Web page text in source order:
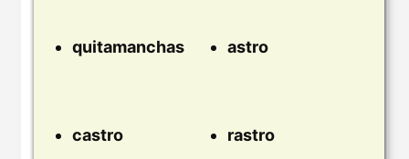
quitamanchas astro
castro rastro